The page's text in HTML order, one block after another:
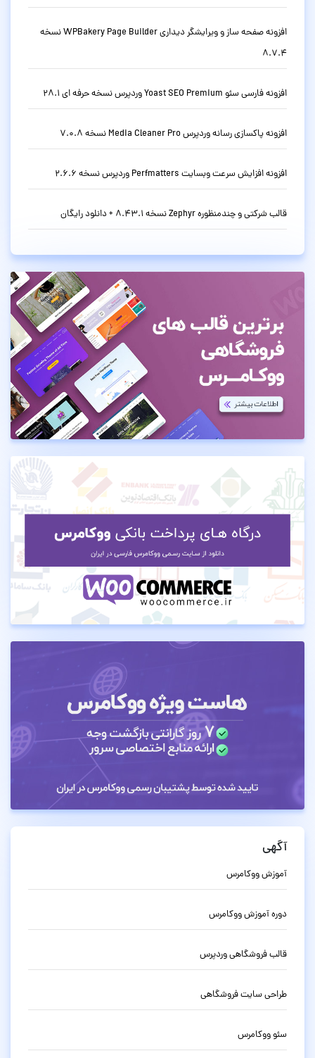
افزونه صفحه ساز و ویرایشگر دیداری WPBakery Page Builder نسخه
8.7.4
افزونه فارسی سئو Yoast SEO Premium وردپرس نسخه حرفه ای 28.1
افزونه پاکسازی رسانه وردپرس Media Cleaner Pro نسخه 7.0.8
افزونه افزایش سرعت وبسایت Perfmatters وردپرس نسخه 2.6.6
قالب شرکتی و چندمنظوره Zephyr نسخه 8.43.1 + دانلود رایگان
آگهی
آموزش ووکامرس
دوره آموزش ووکامرس
قالب فروشگاهی وردپرس
طراحی سایت فروشگاهی
سئو ووکامرس